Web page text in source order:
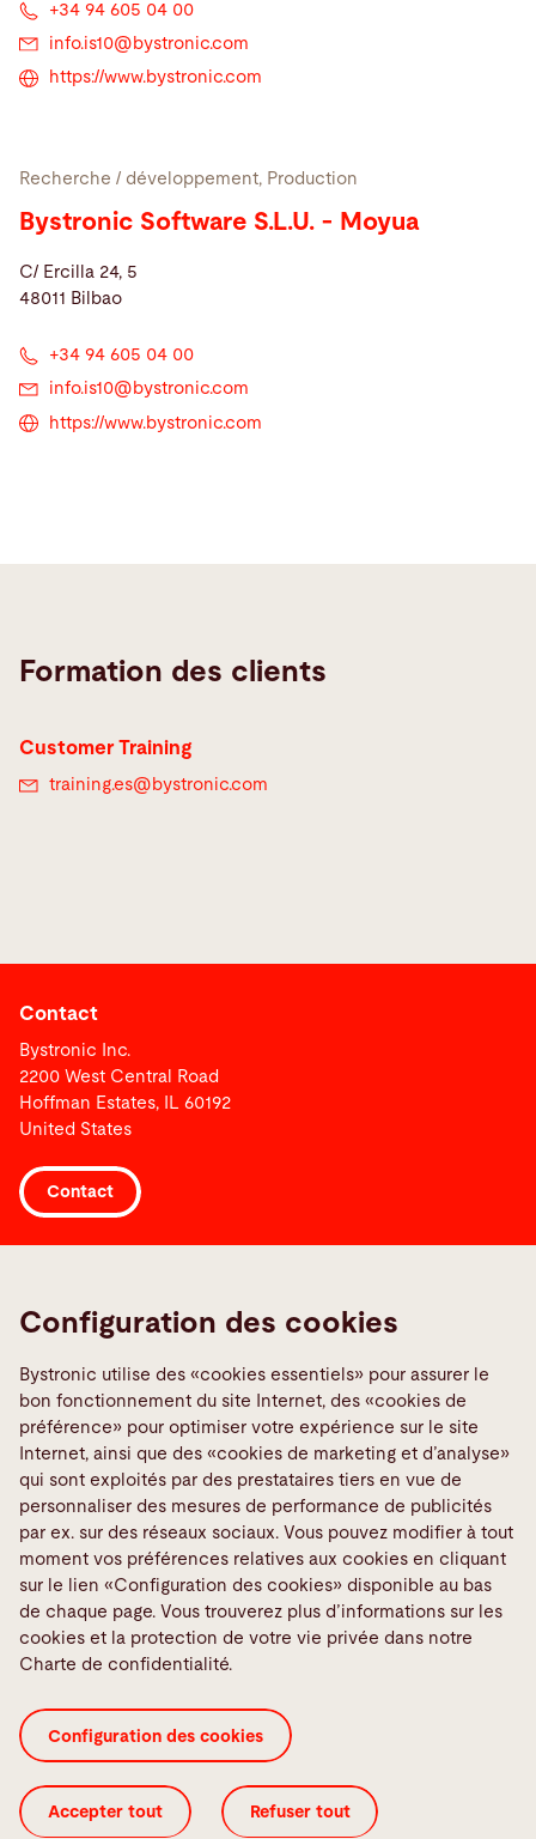
+34 94 605 04 00
info.is10@ bystronic.com
https://www.bystronic.com
Recherche / développement, Production
Bystronic Software S.L.U. - Moyua
C/ Ercilla 24, 5
48011 Bilbao
+34 94 605 04 00
info.is10@ bystronic.com
https://www.bystronic.com
Formation des clients
Customer Training
training.es@ bystronic.com
Contact
Bystronic Inc.
2200 West Central Road
Hoffman Estates, IL 60192
United States
Contact
Berufsbildung
Signaler une erreur
Media Center
TeamViewer
Quality policies
Médias sociaux
Certificats ISO Charte de confidentialité
Colophon Configuration des cookies
GTC 3rd parties GTC Légal
Configuration des cookies
Bystronic utilise des «cookies essentiels» pour assurer le
bon fonctionnement du site Internet, des «cookies de
préférence» pour optimiser votre expérience sur le site
Internet, ainsi que des «cookies de marketing et d’analyse»
qui sont exploités par des prestataires tiers en vue de
personnaliser des mesures de performance de publicités
par ex. sur des réseaux sociaux. Vous pouvez modifier à tout
moment vos préférences relatives aux cookies en cliquant
sur le lien «Configuration des cookies» disponible au bas
de chaque page. Vous trouverez plus d’informations sur les
cookies et la protection de votre vie privée dans notre
Charte de confidentialité.
Configuration des cookies
Accepter tout Refuser tout